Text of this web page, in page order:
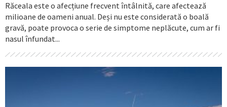
Răceala este o afecțiune frecvent întâlnită, care afectează
milioane de oameni anual. Deși nu este considerată o boală
gravă, poate provoca o serie de simptome neplăcute, cum ar fi
nasul înfundat...